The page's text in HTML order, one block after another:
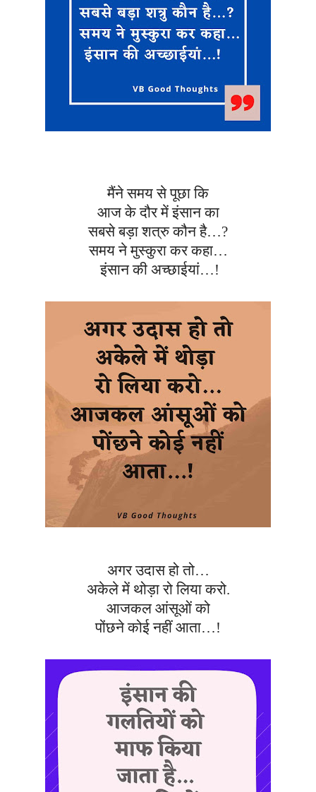
मैंने समय से पूछा कि
आज के दौर में इंसान का
सबसे बड़ा शत्रु कौन है…?
समय ने मुस्कुरा कर कहा…
इंसान की अच्छाईयां…!
अगर उदास हो तो…
अकेले में थोड़ा रो लिया करो.
आजकल आंसूओं को
पोंछने कोई नहीं आता…!